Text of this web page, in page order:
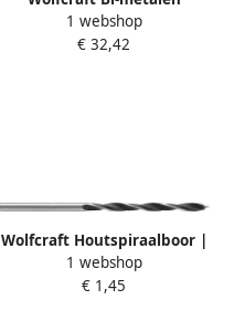
gatenzaag | BiM | Ø100mm
| 1 stuk 5493000
1 webshop
€ 32,42
Wolfcraft Houtspiraalboor |
CV | Ø3 x 61mm | 1 stuk
7603010
1 webshop
€ 1,45